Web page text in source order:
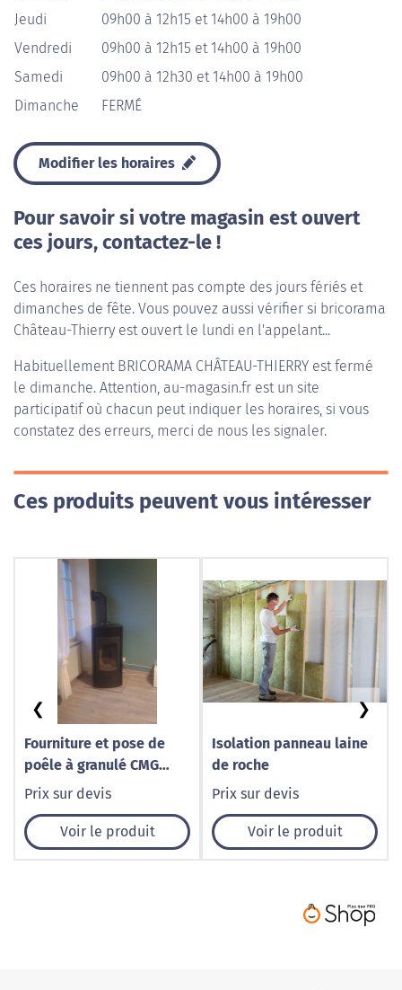
Jeudi
09h00 à 12h15 et 14h00 à 19h00
Vendredi
09h00 à 12h15 et 14h00 à 19h00
Samedi
09h00 à 12h30 et 14h00 à 19h00
Dimanche
FERMÉ
Modifier les horaires
Pour savoir si votre magasin est ouvert
ces jours, contactez-le !
Ces horaires ne tiennent pas compte des jours fériés et
dimanches de fête. Vous pouvez aussi vérifier si bricorama
Château-Thierry est ouvert le lundi en l'appelant...
Habituellement BRICORAMA CHÂTEAU-THIERRY est fermé
le dimanche. Attention, au-magasin.fr est un site
participatif où chacun peut indiquer les horaires, si vous
constatez des erreurs, merci de nous les signaler.
Ces produits peuvent vous intéresser
Fourniture et pose de
poêle à granulé CMG
Steel
Prix sur devis
Voir le produit
Isolation panneau laine
de roche
Prix sur devis
Voir le produit
❮ ❯